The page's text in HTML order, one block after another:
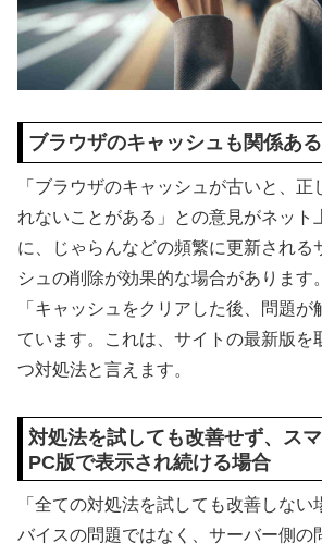
ブラウザのキャッシュも関係ある
「ブラウザのキャッシュが古いと、正
れないことがある」との意見がネット
に、じゃらんなどの頻繁に更新される
シュの削除が効果的な場合があります
「キャッシュをクリアした後、問題が
ています。これは、サイトの最新版を
つ対処法と言えます。
対処法を試しても改善せず、ス
PC版で表示され続ける場合
「全ての対処法を試しても改善しな
バイスの問題ではなく、サーバー側の